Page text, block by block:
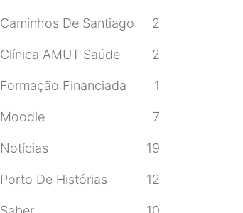
Caminhos De Santiago 2
Clínica AMUT Saúde 2
Formação Financiada 1
Moodle 7
Notícias 19
Porto De Histórias 12